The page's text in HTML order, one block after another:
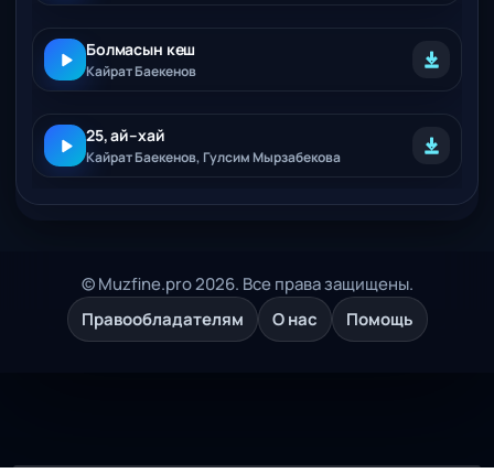
Болмасын кеш
Кайрат Баекенов
25, ай–хай
Кайрат Баекенов, Гулсим Мырзабекова
© Muzfine.pro 2026. Все права защищены.
Правообладателям
О нас Помощь